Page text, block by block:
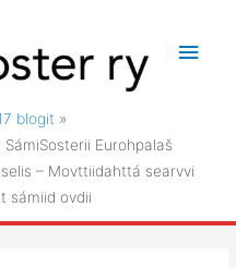
blogit
Eurohpalaš
– Movttiidahttá searvvi
sámiid ovdii